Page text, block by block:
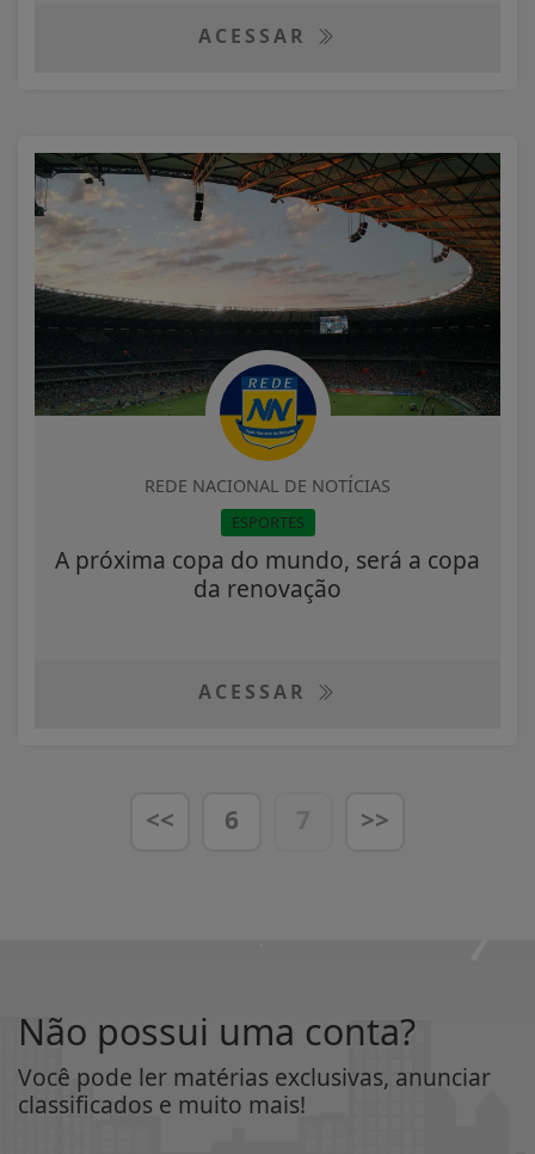
ACESSAR
REDE NACIONAL DE NOTÍCIAS
ESPORTES
A próxima copa do mundo, será a copa
da renovação
ACESSAR
<< 6 7 >>
Não possui uma conta?
Você pode ler matérias exclusivas, anunciar
classificados e muito mais!